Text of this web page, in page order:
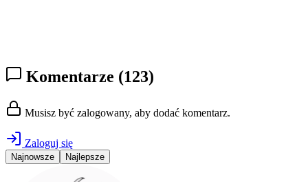
Komentarze (123)
Musisz być zalogowany, aby dodać komentarz.
Zaloguj się
Najnowsze Najlepsze